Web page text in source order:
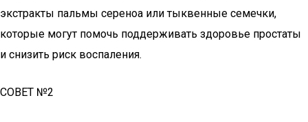
экстракты пальмы сереноа или тыквенные семечки,
которые могут помочь поддерживать здоровье простаты
и снизить риск воспаления.
СОВЕТ №2